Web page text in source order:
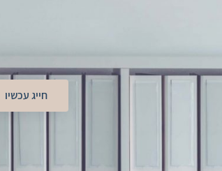
חייג עכשיו